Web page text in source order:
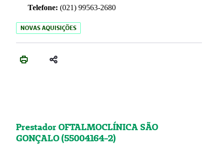
Telefone: (021) 99563-2680
NOVAS AQUISIÇÕES
Prestador OFTALMOCLÍNICA SÃO
GONÇALO (55004164-2)